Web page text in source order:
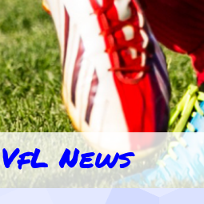
VfL News